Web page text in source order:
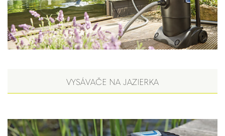
VYSÁVAČE NA JAZIERKA